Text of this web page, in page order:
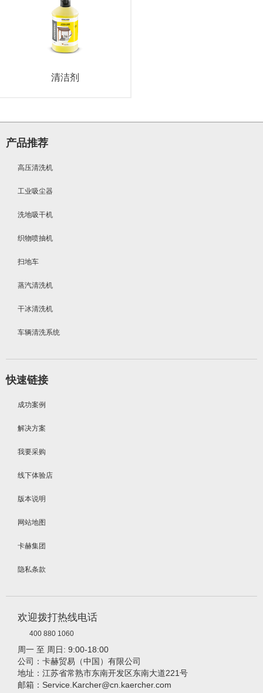
清洁剂
产品推荐
高压清洗机
工业吸尘器
洗地吸干机
织物喷抽机
扫地车
蒸汽清洗机
干冰清洗机
车辆清洗系统
快速链接
成功案例
解决方案
我要采购
线下体验店
版本说明
网站地图
卡赫集团
隐私条款
欢迎拨打热线电话
400 880 1060
周一 至 周日: 9:00-18:00
公司：卡赫贸易（中国）有限公司
地址：江苏省常熟市东南开发区东南大道221号
邮箱：Service.Karcher@cn.kaercher.com